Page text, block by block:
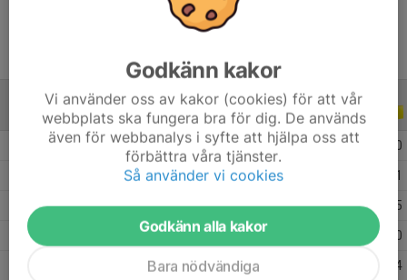
ALLA SERIER ALLA ÅR
6 3 0
1
2024 29 5 0 5
2023 0
4
Godkänn kakor
Vi använder oss av kakor (cookies) för att vår
webbplats ska fungera bra för dig. De används
även för webbanalys i syfte att hjälpa oss att
förbättra våra tjänster.
Så använder vi cookies
Godkänn alla kakor
Bara nödvändiga